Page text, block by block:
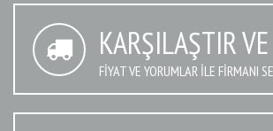
KARŞILAŞTIR
FIYAT VE YORUMLAR İLE FIRMANI